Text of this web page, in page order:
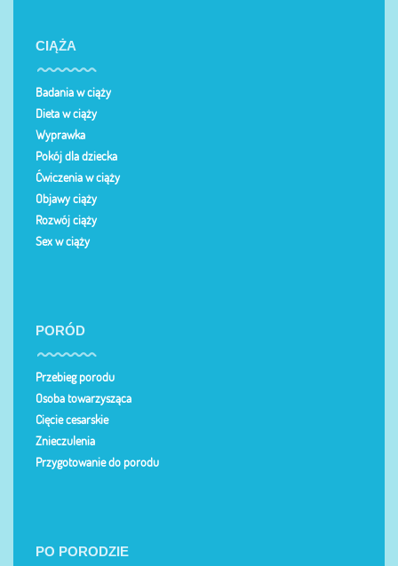
CIĄŻA
Badania w ciąży
Dieta w ciąży
Wyprawka
Pokój dla dziecka
Ćwiczenia w ciąży
Objawy ciąży
Rozwój ciąży
Sex w ciąży
PORÓD
Przebieg porodu
Osoba towarzysząca
Cięcie cesarskie
Znieczulenia
Przygotowanie do porodu
PO PORODZIE